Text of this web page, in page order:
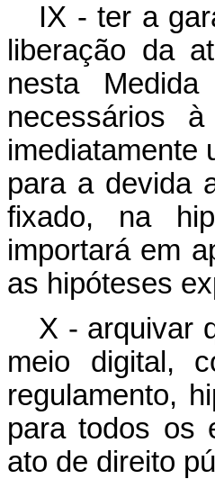
IX - ter a
liberação da
nesta
necessários
imediatamente
para a devida
fixado, na
importará em
as hipóteses
X - arquivar
meio digital,
regulamento,
para todos os
ato de